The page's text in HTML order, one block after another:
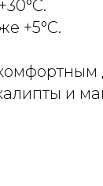
+5°C.
и